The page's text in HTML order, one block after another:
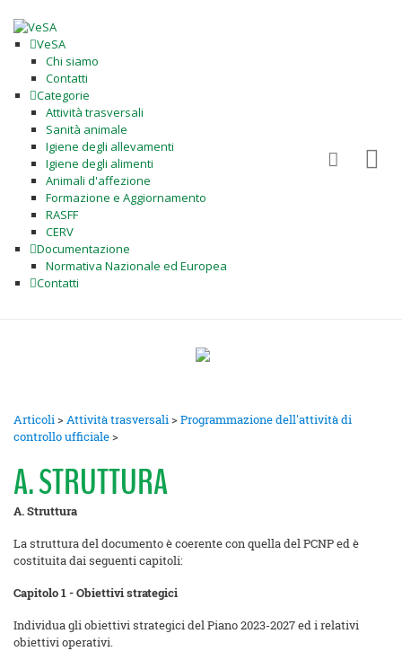
VeSA
Chi siamo
Contatti
Categorie
Attività trasversali
Sanità animale
Igiene degli allevamenti
Igiene degli alimenti
Animali d'affezione
Formazione e Aggiornamento
RASFF
CERV
Documentazione
Normativa Nazionale ed Europea
Contatti
Articoli>Attività trasversali>Programmazione dell'attività di
controllo ufficiale>
A. STRUTTURA
A.Struttura
La struttura del documento è coerente con quella del PCNP ed è
costituita dai seguenti capitoli:
Capitolo 1 - Obiettivi strategici
Individua gli obiettivi strategici del Piano 2023-2027 ed i relativi
obiettivi operativi.